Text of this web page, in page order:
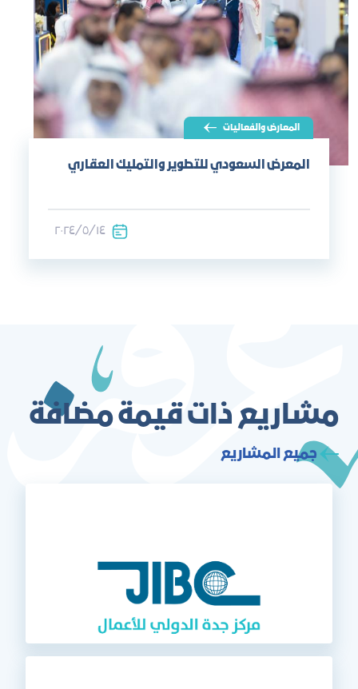
المعارض والفعاليات
المعرض السعودي للتطوير والتمليك العقاري
١٤‏/٥‏/٢٠٢٤
مشاريع ذات قيمة مضافة
جميع المشاريع